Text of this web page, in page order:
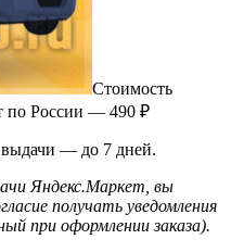
Стоимость
по России — 490 ₽
выдачи — до 7 дней.
Яндекс.Маркет, вы
получать уведомления
при оформлении заказа).